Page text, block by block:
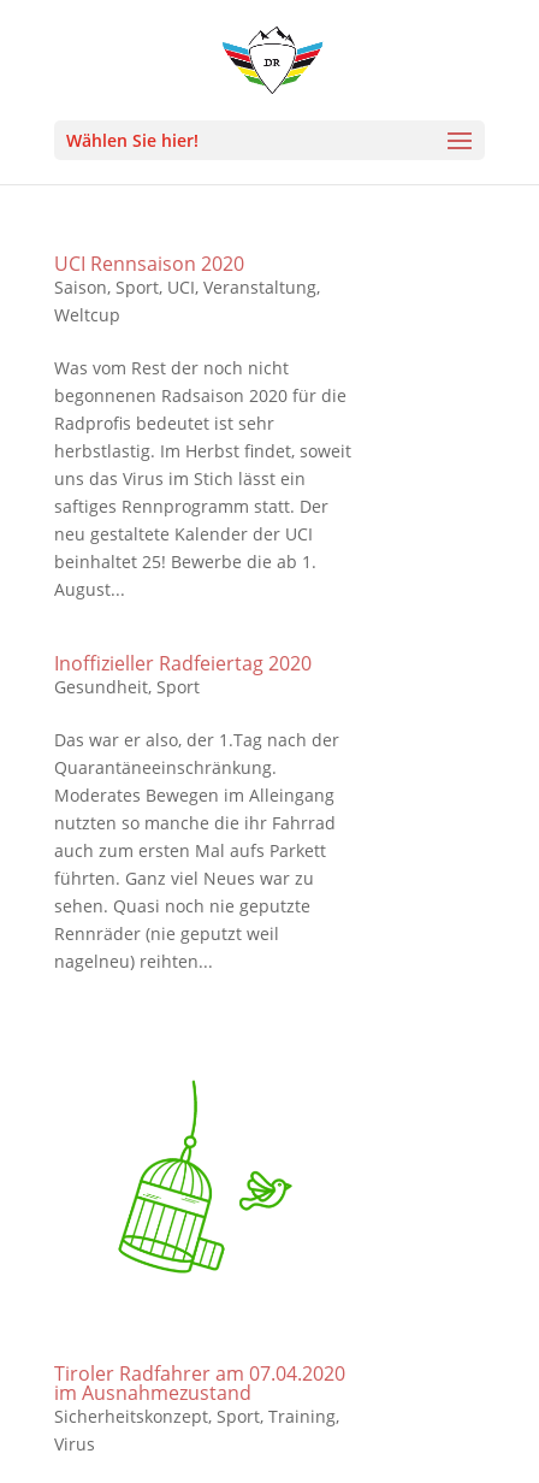
Wählen Sie hier!
UCI Rennsaison 2020
Saison, Sport, UCI, Veranstaltung,
Weltcup
Was vom Rest der noch nicht
begonnenen Radsaison 2020 für die
Radprofis bedeutet ist sehr
herbstlastig. Im Herbst findet, soweit
uns das Virus im Stich lässt ein
saftiges Rennprogramm statt. Der
neu gestaltete Kalender der UCI
beinhaltet 25! Bewerbe die ab 1.
August...
Inoffizieller Radfeiertag 2020
Gesundheit, Sport
Das war er also, der 1.Tag nach der
Quarantäneeinschränkung.
Moderates Bewegen im Alleingang
nutzten so manche die ihr Fahrrad
auch zum ersten Mal aufs Parkett
führten. Ganz viel Neues war zu
sehen. Quasi noch nie geputzte
Rennräder (nie geputzt weil
nagelneu) reihten...
Tiroler Radfahrer am 07.04.2020
im Ausnahmezustand
Sicherheitskonzept, Sport, Training,
Virus